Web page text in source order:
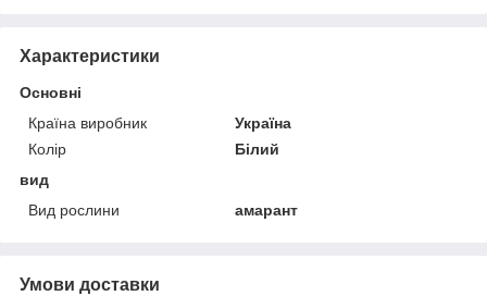
Характеристики
Основні
Країна виробник
Україна
Колір
Білий
вид
Вид рослини
амарант
Умови доставки